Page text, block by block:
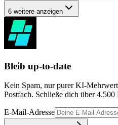
6 weitere anzeigen
Bleib up-to-date
Kein Spam, nur purer KI-
Postfach. Schließe dich über4.500
E-Mail-Adresse